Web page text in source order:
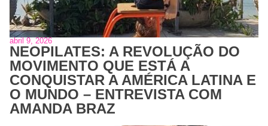
abril 9, 2026
NEOPILATES: A REVOLUÇÃO DO
MOVIMENTO QUE ESTÁ A
CONQUISTAR A AMÉRICA LATINA E
O MUNDO – ENTREVISTA COM
AMANDA BRAZ